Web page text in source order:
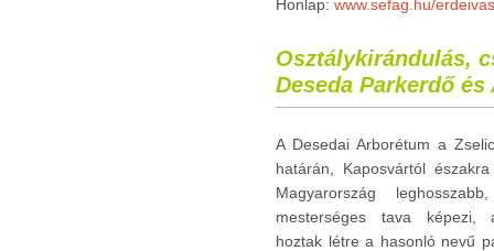
Honlap: www.sefag.hu/
Osztálykirándulás,
Deseda Parkerdő
A Desedai Arborétum a
határán, Kaposvártól
Magyarország
mesterséges tava képezi,
hoztak létre a hasonló nevű